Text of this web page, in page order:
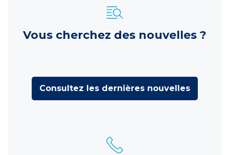
Vous cherchez des nouvelles ?
Consultez les dernières nouvelles